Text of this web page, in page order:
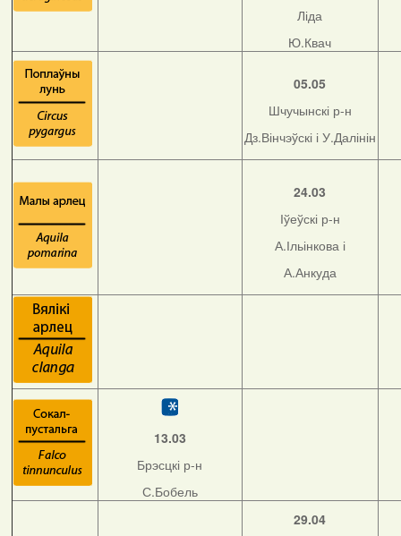
Ліда
Ю.Квач
05.05
Шчучынскі р-н
Дз.Вінчэўскі і У.Далінін
24.03
Іўеўскі р-н
А.Ільінкова і
А.Анкуда
13.03
Брэсцкі р-н
С.Бобель
29.04